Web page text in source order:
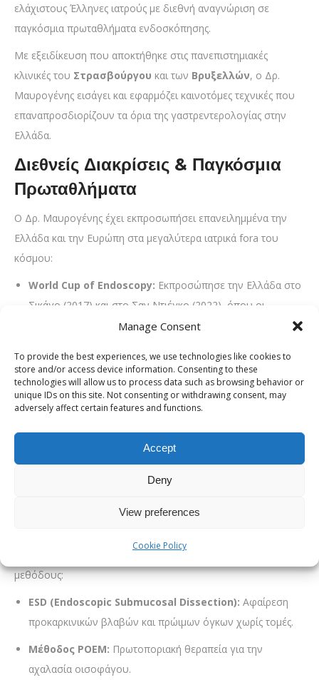
Manage Consent
To provide the best experiences, we use technologies like cookies to
store and/or access device information. Consenting to these
technologies will allow us to process data such as browsing behavior or
unique IDs on this site. Not consenting or withdrawing consent, may
adversely affect certain features and functions.
Accept
Deny
View preferences
Cookie Policy
ελάχιστους Έλληνες ιατρούς με διεθνή αναγνώριση σε
παγκόσμια πρωταθλήματα ενδοσκόπησης.
Με εξειδίκευση που αποκτήθηκε στις πανεπιστημιακές
κλινικές του Στρασβούργου και των Βρυξελλών, ο Δρ.
Μαυρογένης εισάγει και εφαρμόζει καινοτόμες τεχνικές που
επαναπροσδιορίζουν τα όρια της γαστρεντερολογίας στην
Ελλάδα.
Διεθνείς Διακρίσεις & Παγκόσμια
Πρωταθλήματα
Ο Δρ. Μαυρογένης έχει εκπροσωπήσει επανειλημμένα την
Ελλάδα και την Ευρώπη στα μεγαλύτερα ιατρικά fora του
κόσμου:
World Cup of Endoscopy: Εκπροσώπησε την Ελλάδα στο
Σικάγο (2017) και στο Σαν Ντιέγκο (2022), όπου οι
επεμβάσεις του επιλέχθηκαν ανάμεσα στις κορυφαίες
Διεθνή Βραβεία:Κατέχει την 1η θέση για πρωτότυπη
ενδοσκοπική θεραπεία οισοφαγικών στενώσεων
(Αίγυπτος, Γαλλία, ΗΠΑ) και έχει βραβευτεί 3 φορές από
την Αμερικανική Εταιρεία Ενδοσκοπήσεων (ASGE) ως
κορυφαίος κριτής επιστημονικών εργασιών.
Εξειδίκευση σε Τεχνικές Αιχμής
(ESD, POEM, EUS)
αντικαθιστούν παραδοσιακά χειρουργεία με ενδοσκοπικές
μεθόδους:
ESD (Endoscopic Submucosal Dissection): Αφαίρεση
προκαρκινικών βλαβών και πρώιμων όγκων χωρίς τομές.
Μέθοδος POEM: Πρωτοποριακή θεραπεία για την
αχαλασία οισοφάγου.